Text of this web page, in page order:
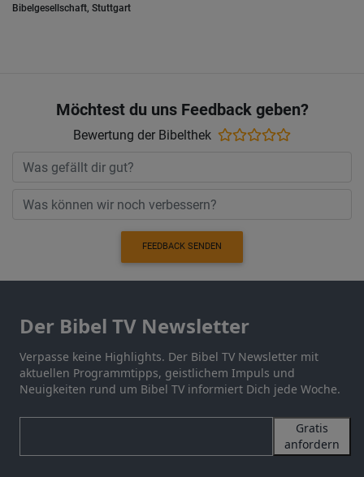
Bibelgesellschaft, Stuttgart
Möchtest du uns Feedback geben?
Bewertung der Bibelthek
FEEDBACK SENDEN
Der Bibel TV Newsletter
Verpasse keine Highlights. Der Bibel TV Newsletter mit
aktuellen Programmtipps, geistlichem Impuls und
Neuigkeiten rund um Bibel TV informiert Dich jede Woche.
Gratis
anfordern